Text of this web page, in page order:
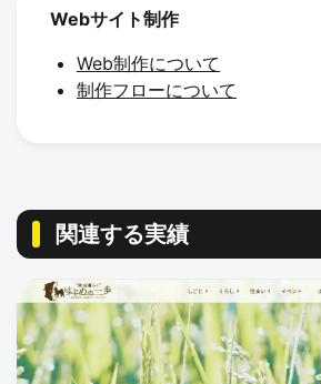
Webサイト制作
Web制作について
制作フローについて
関連する実績